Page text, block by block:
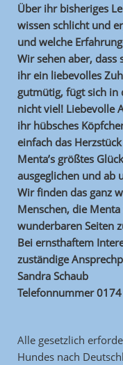
Über ihr bisheriges
wissen schlicht und
und welche
Wir sehen aber, dass
ihr ein liebevolles
gutmütig, fügt sich in
nicht viel! Liebevolle
ihr hübsches
einfach das
Menta’s größtes
ausgeglichen und ab
Wir finden das ganz
Menschen, die
wunderbaren Seiten
Bei ernsthaftem
zuständige
Sandra Schaub
Telefonnummer
Alle gesetzlich
Hundes nach